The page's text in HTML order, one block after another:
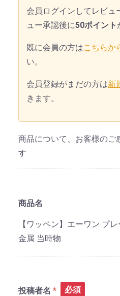
会員ログインしてレビュ
ュー承認後に50ポイント
既に会員の方はこちらか
い。
会員登録がまだの方は新
きます。
商品について、お客様のご
す
商品名
【ワッペン】エーワン プ
金属 当時物
投稿者名 必須